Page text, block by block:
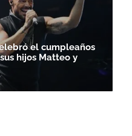
el cumpleaños
hijos Matteo y